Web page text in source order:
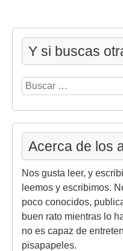
Y si buscas
Buscar:
Acerca de los
Nos gusta leer, y
leemos y escribimos.
poco conocidos,
buen rato mientras lo
no es capaz de
pisapapeles.